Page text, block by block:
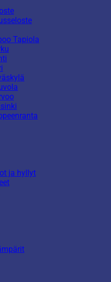
Tapiola
ja hyllyt